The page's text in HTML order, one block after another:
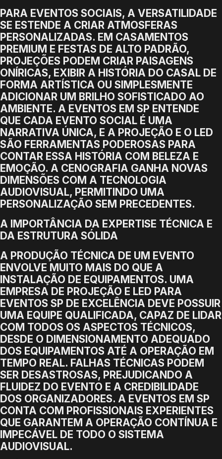
PARA EVENTOS SOCIAIS, A VERSATILIDADE
SE ESTENDE A CRIAR ATMOSFERAS
PERSONALIZADAS. EM CASAMENTOS
PREMIUM E FESTAS DE ALTO PADRÃO,
PROJEÇÕES PODEM CRIAR PAISAGENS
ONÍRICAS, EXIBIR A HISTÓRIA DO CASAL DE
FORMA ARTÍSTICA OU SIMPLESMENTE
ADICIONAR UM BRILHO SOFISTICADO AO
AMBIENTE. A EVENTOS EM SP ENTENDE
QUE CADA EVENTO SOCIAL É UMA
NARRATIVA ÚNICA, E A PROJEÇÃO E O LED
SÃO FERRAMENTAS PODEROSAS PARA
CONTAR ESSA HISTÓRIA COM BELEZA E
EMOÇÃO. A CENOGRAFIA GANHA NOVAS
DIMENSÕES COM A TECNOLOGIA
AUDIOVISUAL, PERMITINDO UMA
PERSONALIZAÇÃO SEM PRECEDENTES.
A IMPORTÂNCIA DA EXPERTISE TÉCNICA E
DA ESTRUTURA SÓLIDA
A PRODUÇÃO TÉCNICA DE UM EVENTO
ENVOLVE MUITO MAIS DO QUE A
INSTALAÇÃO DE EQUIPAMENTOS. UMA
EMPRESA DE PROJEÇÃO E LED PARA
EVENTOS SP DE EXCELÊNCIA DEVE POSSUIR
UMA EQUIPE QUALIFICADA, CAPAZ DE LIDAR
COM TODOS OS ASPECTOS TÉCNICOS,
DESDE O DIMENSIONAMENTO ADEQUADO
DOS EQUIPAMENTOS ATÉ A OPERAÇÃO EM
TEMPO REAL. FALHAS TÉCNICAS PODEM
SER DESASTROSAS, PREJUDICANDO A
FLUIDEZ DO EVENTO E A CREDIBILIDADE
DOS ORGANIZADORES. A EVENTOS EM SP
CONTA COM PROFISSIONAIS EXPERIENTES
QUE GARANTEM A OPERAÇÃO CONTÍNUA E
IMPECÁVEL DE TODO O SISTEMA
AUDIOVISUAL.